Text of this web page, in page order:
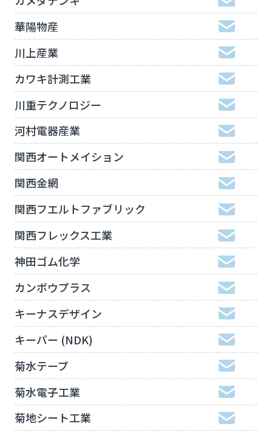
華陽物産
川上産業
カワキ計測工業
川重テクノロジー
河村電器産業
関西オートメイション
関西金網
関西フエルトファブリック
関西フレックス工業
神田ゴム化学
カンボウプラス
キーナスデザイン
キーパー (NDK)
菊水テープ
菊水電子工業
菊地シート工業